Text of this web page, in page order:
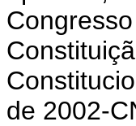
de 2002-